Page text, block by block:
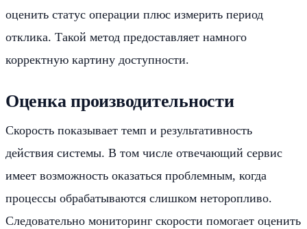
оценить статус операции плюс измерить период
отклика. Такой метод предоставляет намного
корректную картину доступности.
Оценка производительности
Скорость показывает темп и результативность
действия системы. В том числе отвечающий сервис
имеет возможность оказаться проблемным, когда
процессы обрабатываются слишком неторопливо.
Следовательно мониторинг скорости помогает оценить